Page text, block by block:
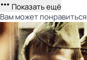
Показать ещё
Вам может понравиться